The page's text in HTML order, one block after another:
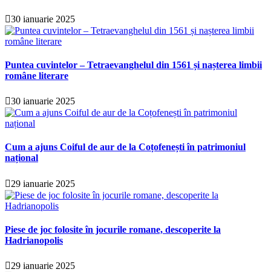
30 ianuarie 2025
Puntea cuvintelor – Tetraevanghelul din 1561 și nașterea limbii
române literare
30 ianuarie 2025
Cum a ajuns Coiful de aur de la Coțofenești în patrimoniul
național
29 ianuarie 2025
Piese de joc folosite în jocurile romane, descoperite la
Hadrianopolis
29 ianuarie 2025